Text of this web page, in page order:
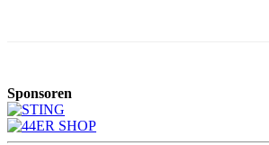
Sponsoren